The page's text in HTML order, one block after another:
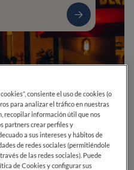
0 0 0
consiente el uso de cookies (o
para analizar el tráfico en nuestras
recopilar información útil que nos
partners crear perfiles y
a sus intereses y hábitos de
de redes sociales (permitiéndole
de las redes sociales). Puede
de Cookies y configurar sus